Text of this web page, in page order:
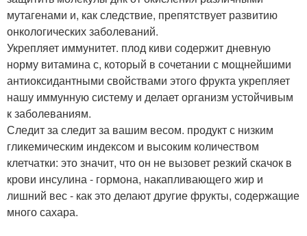
мутагенами и, как следствие, препятствует развитию
онкологических заболеваний.
Укрепляет иммунитет. плод киви содержит дневную
норму витамина с, который в сочетании с мощнейшими
антиоксидантными свойствами этого фрукта укрепляет
нашу иммунную систему и делает организм устойчивым
к заболеваниям.
Следит за следит за вашим весом. продукт с низким
гликемическим индексом и высоким количеством
клетчатки: это значит, что он не вызовет резкий скачок в
крови инсулина - гормона, накапливающего жир и
лишний вес - как это делают другие фрукты, содержащие
много сахара.